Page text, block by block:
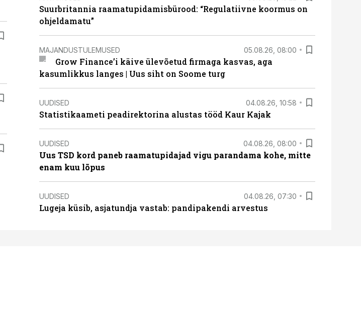
Suurbritannia raamatupidamisbürood: “Regulatiivne koormus on
ohjeldamatu”
MAJANDUSTULEMUSED 05.08.26, 08:00
Grow Finance’i käive ülevõetud firmaga kasvas, aga
kasumlikkus langes | Uus siht on Soome turg
UUDISED 04.08.26, 10:58
Statistikaameti peadirektorina alustas tööd Kaur Kajak
UUDISED 04.08.26, 08:00
Uus TSD kord paneb raamatupidajad vigu parandama kohe, mitte
enam kuu lõpus
UUDISED 04.08.26, 07:30
Lugeja küsib, asjatundja vastab: pandipakendi arvestus